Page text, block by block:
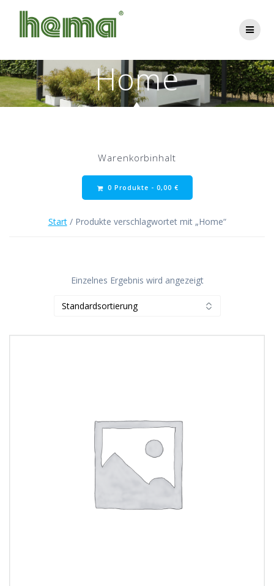
Home
Warenkorbinhalt
0 Produkte - 0,00 €
Start/ Produkte verschlagwortet mit „Home“
Einzelnes Ergebnis wird angezeigt